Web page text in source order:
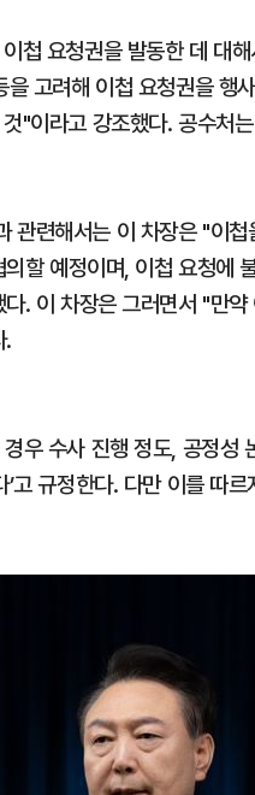
첩 요청권을 발동한 데 대
고려해 이첩 요청권을 행
"이라고 강조했다. 공수처
관련해서는 이 차장은 "이
할 예정이며, 이첩 요청에
. 이 차장은 그러면서 "만
.
우 수사 진행 정도, 공정성
고 규정한다. 다만 이를 따